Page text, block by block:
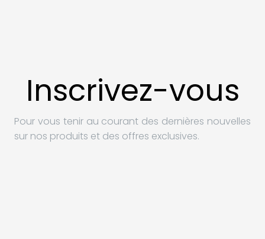
Inscrivez-vous
Pour vous tenir au courant des dernières nouvelles
sur nos produits et des offres exclusives.